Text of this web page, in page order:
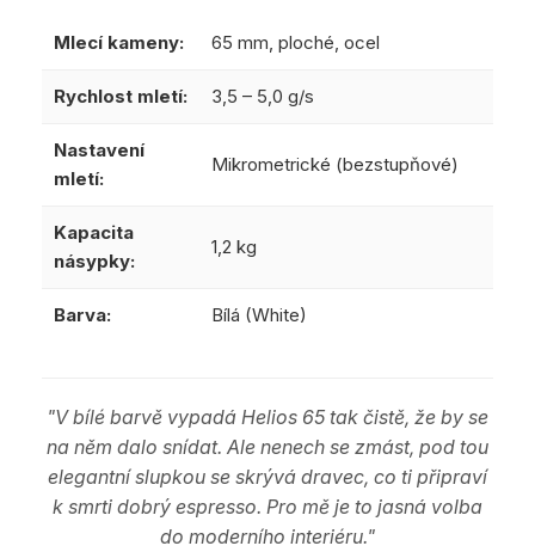
Mlecí kameny: 65 mm, ploché, ocel
Rychlost mletí: 3,5 – 5,0 g/s
Nastavení
mletí:
Mikrometrické (bezstupňové)
Kapacita
násypky:
1,2 kg
Barva: Bílá (White)
"V bílé barvě vypadá Helios 65 tak čistě, že by se
na něm dalo snídat. Ale nenech se zmást, pod tou
elegantní slupkou se skrývá dravec, co ti připraví
k smrti dobrý espresso. Pro mě je to jasná volba
do moderního interiéru."